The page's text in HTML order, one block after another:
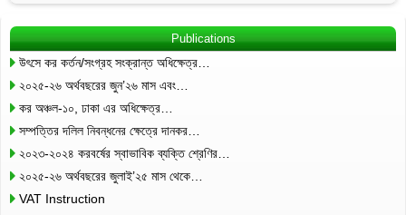
Publications
উৎসে কর কর্তন/সংগ্রহ সংক্রান্ত অধিক্ষেত্র…
২০২৫-২৬ অর্থবছরের জুন’২৬ মাস এবং…
কর অঞ্চল-১০, ঢাকা এর অধিক্ষেত্র…
সম্পত্তির দলিল নিবন্ধনের ক্ষেত্রে দানকর…
২০২৩-২০২৪ করবর্ষের স্বাভাবিক ব্যক্তি শ্রেণির…
২০২৫-২৬ অর্থবছরের জুলাই’২৫ মাস থেকে…
VAT Instruction